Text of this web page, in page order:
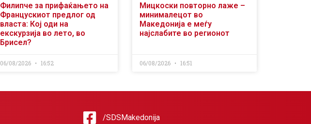
Филипче за прифаќањето на
Францускиот предлог од
власта: Кој оди на
екскурзија во лето, во
Брисел?
06/08/2026 16:52
Мицкоски повторно лаже –
минималецот во
Македонија е меѓу
најслабите во регионот
06/08/2026 16:51
/SDSMakedonija